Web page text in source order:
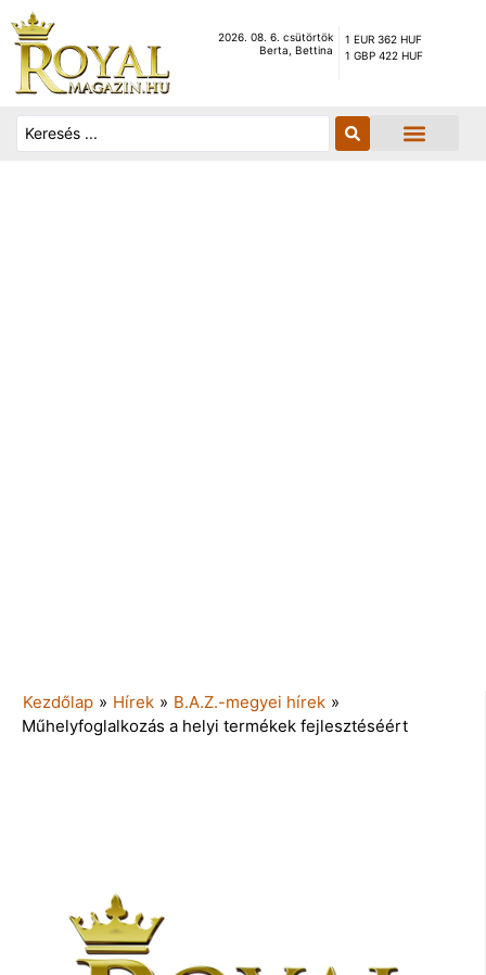
2026. 08. 6. csütörtök
Berta, Bettina
1 EUR 362 HUF
1 GBP 422 HUF
Kezdőlap » Hírek » B.A.Z.-megyei hírek »
Műhelyfoglalkozás a helyi termékek fejlesztéséért